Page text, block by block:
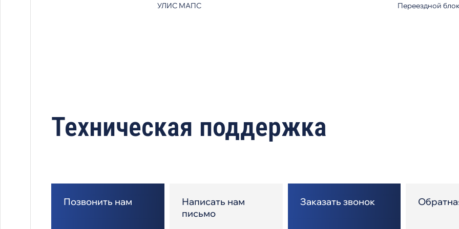
УЛИС МАПС Переездной
Техническая поддержка
Позвонить нам
Написать нам
письмо
Заказать звонок